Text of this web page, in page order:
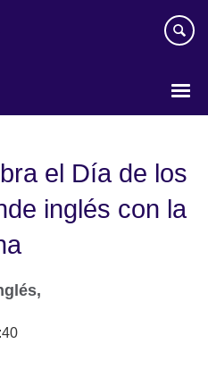
el Día de los
inglés con la